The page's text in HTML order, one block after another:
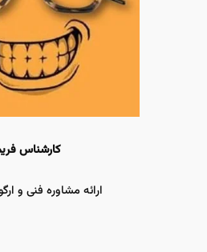
کارشناس
ارائه مشاوره فنی و